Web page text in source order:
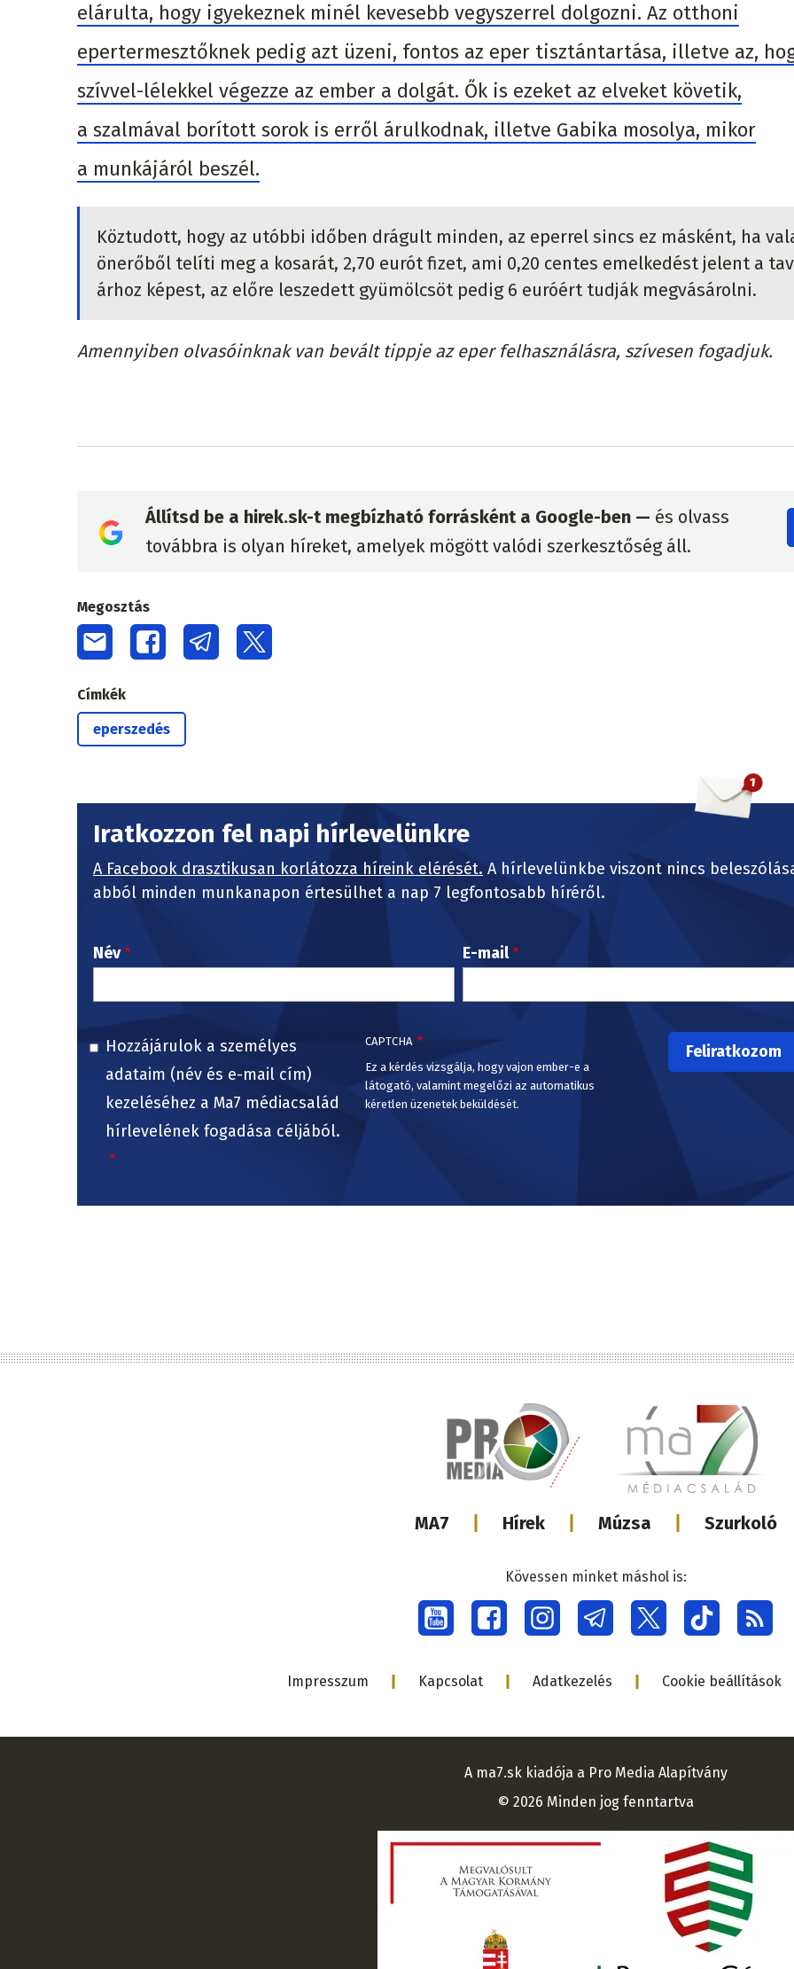
elárulta, hogy igyekeznek minél kevesebb vegyszerrel dolgozni. Az otthoni
epertermesztőknek pedig azt üzeni, fontos az eper tisztántartása, illetve az,
szívvel-lélekkel végezze az ember a dolgát. Ők is ezeket az elveket követik,
a szalmával borított sorok is erről árulkodnak, illetve Gabika mosolya, mikor
a munkájáról beszél.
Köztudott, hogy az utóbbi időben drágult minden, az eperrel sincs ez másként, ha
önerőből telíti meg a kosarát, 2,70 eurót fizet, ami 0,20 centes emelkedést jelent a
árhoz képest, az előre leszedett gyümölcsöt pedig 6 euróért tudják megvásárolni.
Amennyiben olvasóinknak van bevált tippje az eper felhasználásra, szívesen fogadjuk.
Állítsd be a hirek.sk-t megbízható forrásként a Google-ben — és olvass
továbbra is olyan híreket, amelyek mögött valódi szerkesztőség áll.
Megosztás
Címkék
eperszedés
Iratkozzon fel napi hírlevelünkre
A Facebook drasztikusan korlátozza híreink elérését. A hírlevelünkbe viszont nincs
abból minden munkanapon értesülhet a nap 7 legfontosabb híréről.
Név E-mail
Hozzájárulok a személyes
adataim (név és e-mail cím)
kezeléséhez a Ma7 médiacsalád
hírlevelének fogadása céljából.
CAPTCHA
Ez a kérdés vizsgálja, hogy vajon ember-e a
látogató, valamint megelőzi az automatikus
kéretlen üzenetek beküldését.
Lábléc
MA7 Hírek Múzsa Szurkoló
Social
menu
Kövessen minket máshol is:
Lábléc
Impresszum Kapcsolat Adatkezelés Cookie beállítások
A ma7.sk kiadója a Pro Media Alapítvány
© 2026 Minden jog fenntartva